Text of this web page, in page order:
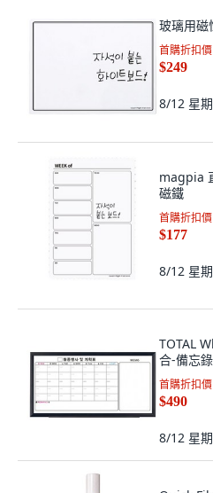
玻璃用磁
首購折扣價
$249
8/12 星
magpia
磁鐵
首購折扣價
$177
8/12 星
TOTAL
合-備忘
首購折扣價
$490
8/12 星